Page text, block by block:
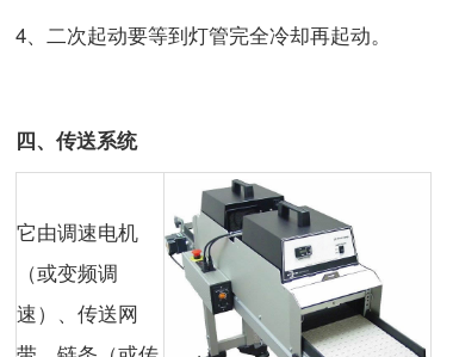
4、二次起动要等到灯管完全冷却再起动。
四、传送系统
它由调速电机
（或变频调
速）、传送网